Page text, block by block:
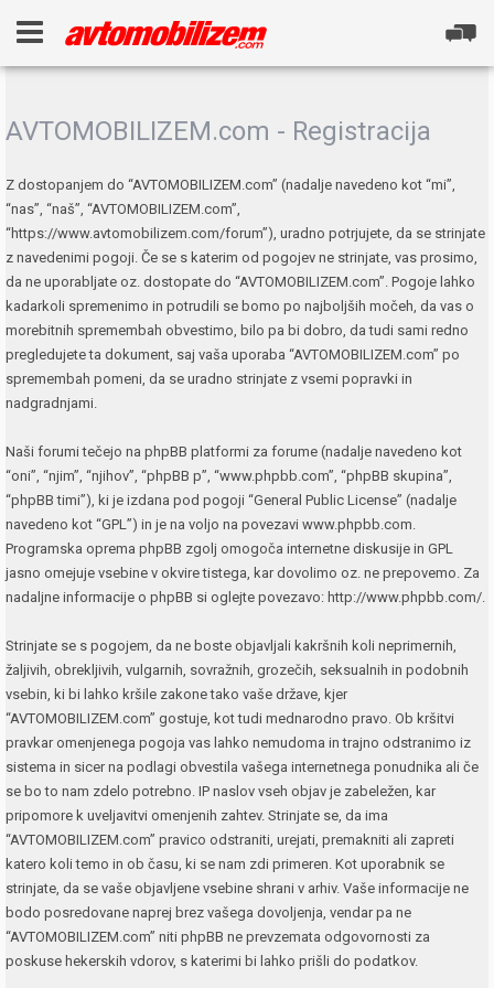
AVTOMOBILIZEM.com - Registracija
Z dostopanjem do “AVTOMOBILIZEM.com” (nadalje navedeno kot “mi”,
“nas”, “naš”, “AVTOMOBILIZEM.com”,
“https://www.avtomobilizem.com/forum”), uradno potrjujete, da se strinjate
z navedenimi pogoji. Če se s katerim od pogojev ne strinjate, vas prosimo,
da ne uporabljate oz. dostopate do “AVTOMOBILIZEM.com”. Pogoje lahko
kadarkoli spremenimo in potrudili se bomo po najboljših močeh, da vas o
morebitnih spremembah obvestimo, bilo pa bi dobro, da tudi sami redno
pregledujete ta dokument, saj vaša uporaba “AVTOMOBILIZEM.com” po
spremembah pomeni, da se uradno strinjate z vsemi popravki in
nadgradnjami.
Naši forumi tečejo na phpBB platformi za forume (nadalje navedeno kot
“oni”, “njim”, “njihov”, “phpBB p”, “www.phpbb.com”, “phpBB skupina”,
“phpBB timi”), ki je izdana pod pogoji “General Public License” (nadalje
navedeno kot “GPL”) in je na voljo na povezavi www.phpbb.com.
Programska oprema phpBB zgolj omogoča internetne diskusije in GPL
jasno omejuje vsebine v okvire tistega, kar dovolimo oz. ne prepovemo. Za
nadaljne informacije o phpBB si oglejte povezavo: http://www.phpbb.com/.
Strinjate se s pogojem, da ne boste objavljali kakršnih koli neprimernih,
žaljivih, obrekljivih, vulgarnih, sovražnih, grozečih, seksualnih in podobnih
vsebin, ki bi lahko kršile zakone tako vaše države, kjer
“AVTOMOBILIZEM.com” gostuje, kot tudi mednarodno pravo. Ob kršitvi
pravkar omenjenega pogoja vas lahko nemudoma in trajno odstranimo iz
sistema in sicer na podlagi obvestila vašega internetnega ponudnika ali če
se bo to nam zdelo potrebno. IP naslov vseh objav je zabeležen, kar
pripomore k uveljavitvi omenjenih zahtev. Strinjate se, da ima
“AVTOMOBILIZEM.com” pravico odstraniti, urejati, premakniti ali zapreti
katero koli temo in ob času, ki se nam zdi primeren. Kot uporabnik se
strinjate, da se vaše objavljene vsebine shrani v arhiv. Vaše informacije ne
bodo posredovane naprej brez vašega dovoljenja, vendar pa ne
“AVTOMOBILIZEM.com” niti phpBB ne prevzemata odgovornosti za
poskuse hekerskih vdorov, s katerimi bi lahko prišli do podatkov.